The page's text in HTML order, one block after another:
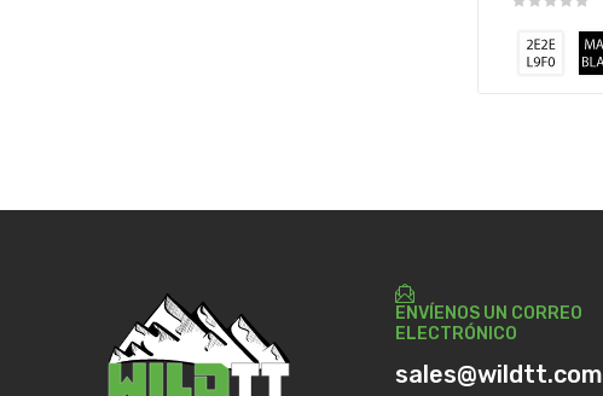
ENVÍENOS UN CORREO
ELECTRÓNICO
sales@wildtt.com